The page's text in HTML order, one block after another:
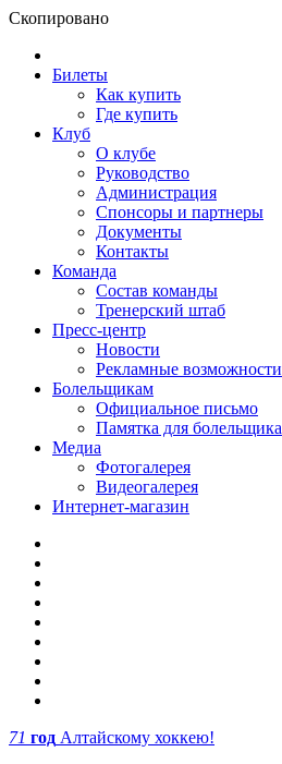
Скопировано
Билеты
Как купить
Где купить
Клуб
О клубе
Руководство
Администрация
Спонсоры и партнеры
Документы
Контакты
Команда
Состав команды
Тренерский штаб
Пресс-центр
Новости
Рекламные возможности
Болельщикам
Официальное письмо
Памятка для болельщика
Медиа
Фотогалерея
Видеогалерея
Интернет-магазин
71 год Алтайскому хоккею!